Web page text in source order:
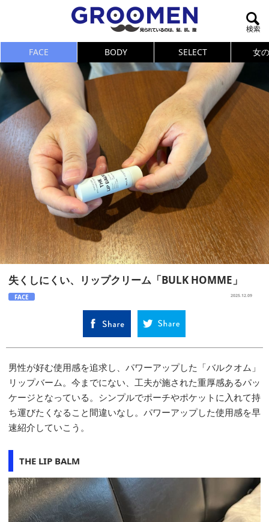
FACE BODY SELECT 女
失くしにくい、リップクリーム「BULK HOMME」
FACE 2025.12.09
男性が好む使用感を追求し、パワーアップした「バルクオム」
リップバーム。今までにない、工夫が施された重厚感あるパッ
ケージとなっている。シンプルでポーチやポケットに入れて持
ち運びたくなること間違いなし。パワーアップした使用感を早
速紹介していこう。
THE LIP BALM